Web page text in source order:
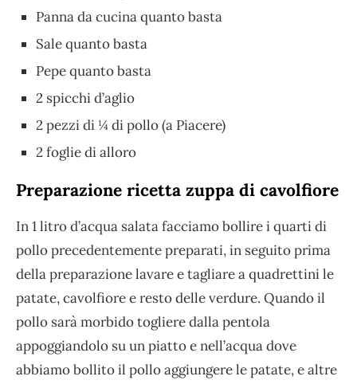
Panna da cucina quanto basta
Sale quanto basta
Pepe quanto basta
2 spicchi d’aglio
2 pezzi di ¼ di pollo (a Piacere)
2 foglie di alloro
Preparazione ricetta zuppa di cavolfiore
In 1 litro d’acqua salata facciamo bollire i quarti di
pollo precedentemente preparati, in seguito prima
della preparazione lavare e tagliare a quadrettini le
patate, cavolfiore e resto delle verdure. Quando il
pollo sarà morbido togliere dalla pentola
appoggiandolo su un piatto e nell’acqua dove
abbiamo bollito il pollo aggiungere le patate, e altre